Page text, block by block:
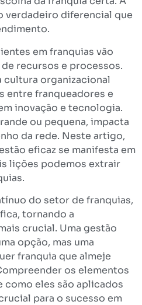
verdadeiro diferencial que
em franquias vão
recursos e processos.
cultura organizacional
entre franqueadores e
inovação e tecnologia.
ou pequena, impacta
da rede. Neste artigo,
eficaz se manifesta em
lições podemos extrair
do setor de franquias,
tornando a
crucial. Uma gestão
opção, mas uma
franquia que almeje
os elementos
como eles são aplicados
para o sucesso em